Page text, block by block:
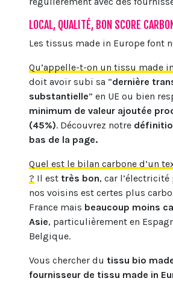
LOCAL, QUALITÉ, BON SCORE
Les tissus made in Europe font
Qu’appelle-t-on un tissu made
doit avoir subi sa “dernière
substantielle” en UE ou bien
minimum de valeur ajoutée
(45%). Découvrez notre
bas de la page.
Quel est le bilan carbone d’un
? Il est très bon, car
nos voisins est certes plus
France mais beaucoup moins
Asie, particulièrement en
Belgique.
Vous chercher du tissu bio
fournisseur de tissu made in